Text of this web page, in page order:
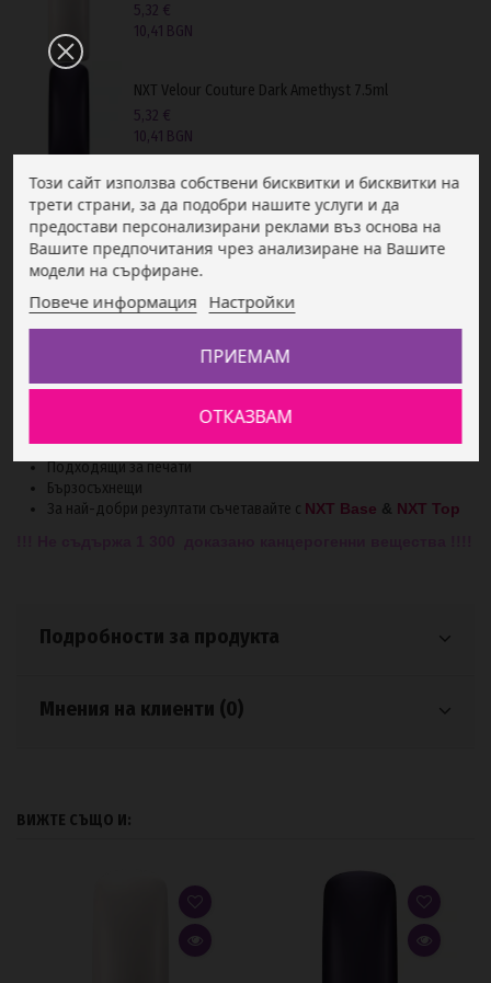
5,32 €
10,41 BGN
NXT Velour Couture Dark Amethyst 7.5ml
5,32 €
10,41 BGN
Дълготрайни, обикновени лакове за нокти
Силно пигментирани
Подходящи за печати
Бързосъхнещи
За най-добри резултати съчетавайте с NXT Base & NXT Top
Подробности за продукта
Мнения на клиенти (0)
ВИЖТЕ СЪЩО И:
Този сайт използва собствени бисквитки и бисквитки на
трети страни, за да подобри нашите услуги и да
предостави персонализирани реклами въз основа на
Вашите предпочитания чрез анализиране на Вашите
модели на сърфиране.
Повече информация Настройки
ОТКАЗВАМ
ПРИЕМАМ